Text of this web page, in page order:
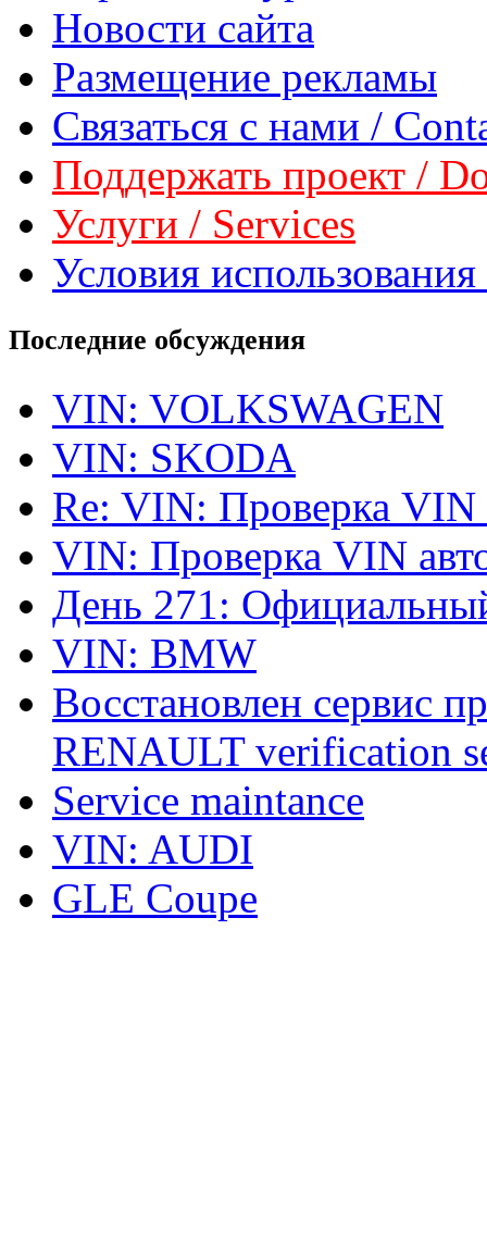
Новости сайта
Размещение рекламы
Связаться с нами /
Поддержать проект /
Услуги / Services
Условия
Последние обсуждения
VIN: VOLKSWAGEN
VIN: SKODA
Re: VIN: Проверка VIN
VIN: Проверка VIN
День 271:
VIN: BMW
Восстановлен сервис
RENAULT verification
Service maintance
VIN: AUDI
GLE Coupe